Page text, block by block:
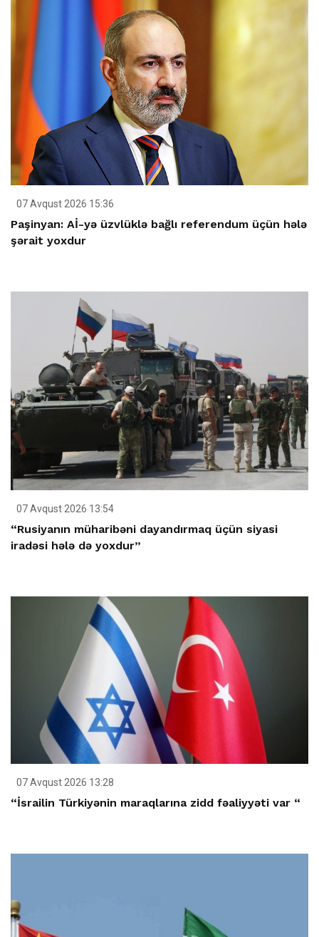
07 Avqust 2026 15:36
Paşinyan: Aİ-yə üzvlüklə bağlı referendum üçün hələ
şərait yoxdur
07 Avqust 2026 13:54
“Rusiyanın müharibəni dayandırmaq üçün siyasi
iradəsi hələ də yoxdur”
07 Avqust 2026 13:28
“İsrailin Türkiyənin maraqlarına zidd fəaliyyəti var “